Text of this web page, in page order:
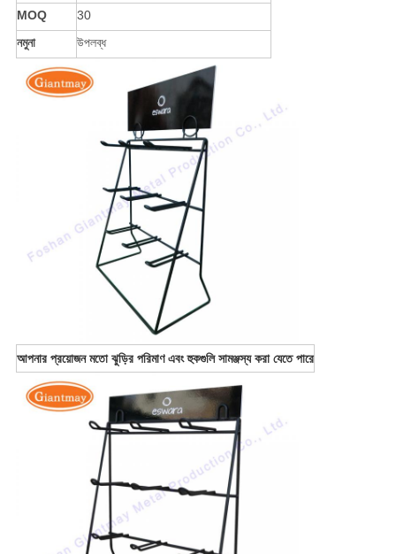
MOQ
30
নমুনা
উপলব্ধ
আপনার প্রয়োজন মতো ঝুড়ির পরিমাণ এবং হুকগুলি সামঞ্জস্য করা যেতে পারে